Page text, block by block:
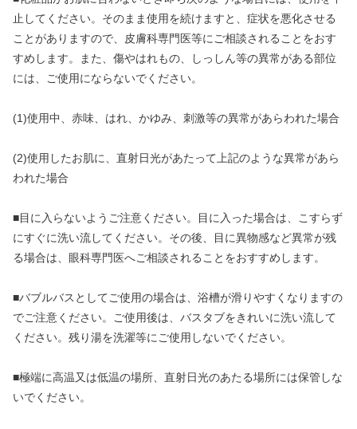
止してください。そのまま使用を続けますと、症状を悪化させる
ことがありますので、皮膚科専門医等にご相談されることをおす
すめします。また、傷やはれもの、しっしん等の異常がある部位
には、ご使用にならないでください。
(1)使用中、赤味、はれ、かゆみ、刺激等の異常があらわれた場合
(2)使用したお肌に、直射日光があたって上記のような異常があら
われた場合
■目に入らないようご注意ください。目に入った場合は、こすらず
にすぐに洗い流してください。その後、目に異物感など異常が残
る場合は、眼科専門医へご相談されることをおすすめします。
■バブルバスとしてご使用の場合は、浴槽が滑りやすくなりますの
でご注意ください。ご使用後は、バスタブをきれいに洗い流して
ください。残り湯を洗濯等にご使用しないでください。
■極端に高温又は低温の場所、直射日光のあたる場所には保管しな
いでください。